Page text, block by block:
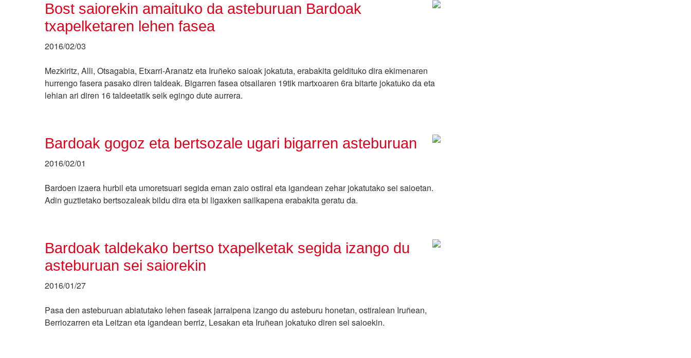
Bost saiorekin amaituko da asteburuan Bardoak
txapelketaren lehen fasea
2016/02/03
Mezkiritz, Alli, Otsagabia, Etxarri-Aranatz eta Iruñeko saioak jokatuta, erabakita geldituko dira ekimenaren
hurrengo fasera pasako diren taldeak. Bigarren fasea otsailaren 19tik martxoaren 6ra bitarte jokatuko da eta
lehian ari diren 16 taldeetatik seik egingo dute aurrera.
Bardoak gogoz eta bertsozale ugari bigarren asteburuan
2016/02/01
Bardoen izaera hurbil eta umoretsuari segida eman zaio ostiral eta igandean zehar jokatutako sei saioetan.
Adin guztietako bertsozaleak bildu dira eta bi ligaxken sailkapena erabakita geratu da.
Bardoak taldekako bertso txapelketak segida izango du
asteburuan sei saiorekin
2016/01/27
Pasa den asteburuan abiatutako lehen faseak jarraipena izango du asteburu honetan, ostiralean Iruñean,
Berriozarren eta Leitzan eta igandean berriz, Lesakan eta Iruñean jokatuko diren sei saioekin.